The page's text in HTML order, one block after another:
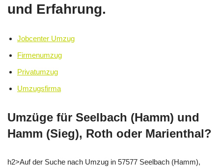
und Erfahrung.
Jobcenter Umzug
Firmenumzug
Privatumzug
Umzugsfirma
Umzüge für Seelbach (Hamm) und
Hamm (Sieg), Roth oder Marienthal?
h2>Auf der Suche nach Umzug in 57577 Seelbach (Hamm),